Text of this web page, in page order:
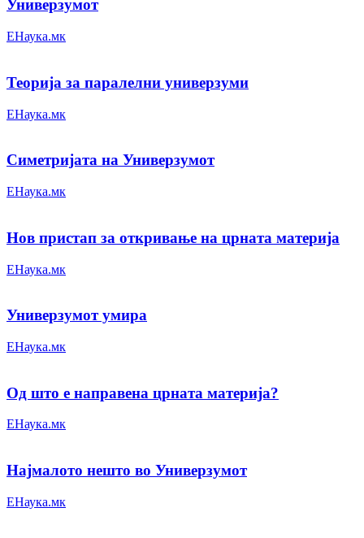
Универзумот
ЕНаука.мк
Теорија за паралелни универзуми
ЕНаука.мк
Симетријата на Универзумот
ЕНаука.мк
Нов пристап за откривање на црната материја
ЕНаука.мк
Универзумот умира
ЕНаука.мк
Од што е направена црната материја?
ЕНаука.мк
Најмалото нешто во Универзумот
ЕНаука.мк